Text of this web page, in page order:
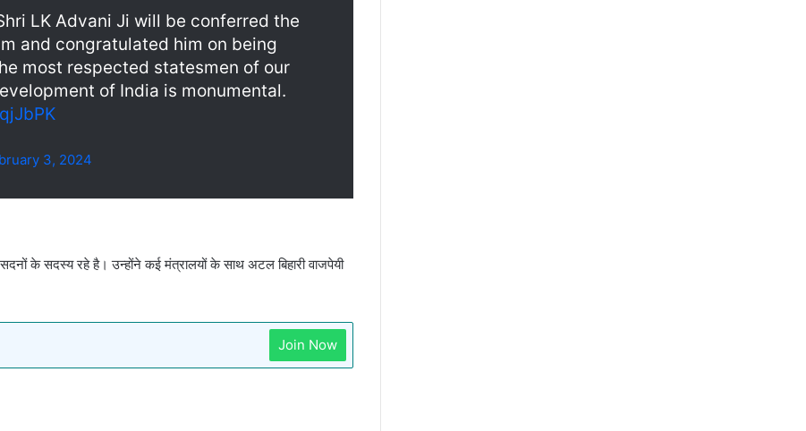
LK Advani Ji will be conferred the
and congratulated him on being
most respected statesmen of our
of India is monumental.
3, 2024
के सदस्य रहे है। उन्होंने कई मंत्रालयों के साथ अटल बिहारी वाजपेयी
Join Now